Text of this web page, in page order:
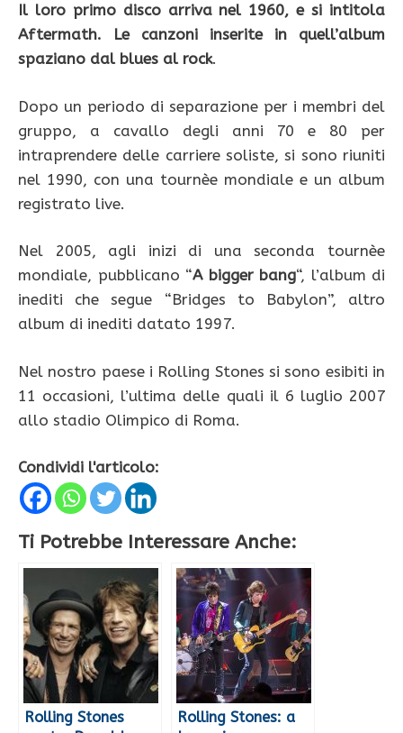
Il loro primo disco arriva nel 1960, e si intitola
Aftermath. Le canzoni inserite in quell’album
spaziano dal blues al rock.
Dopo un periodo di separazione per i membri del
gruppo, a cavallo degli anni 70 e 80 per
intraprendere delle carriere soliste, si sono riuniti
nel 1990, con una tournèe mondiale e un album
registrato live.
Nel 2005, agli inizi di una seconda tournèe
mondiale, pubblicano “A bigger bang“, l’album di
inediti che segue “Bridges to Babylon”, altro
album di inediti datato 1997.
Nel nostro paese i Rolling Stones si sono esibiti in
11 occasioni, l’ultima delle quali il 6 luglio 2007
allo stadio Olimpico di Roma.
Condividi l'articolo:
Ti Potrebbe Interessare Anche:
Rolling Stones
Rolling Stones: a